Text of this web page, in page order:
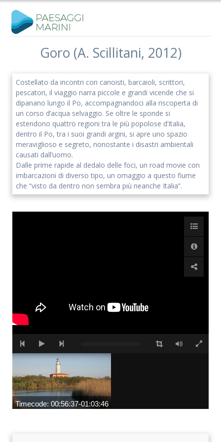
Iscriviti alla nostra newsletter
Rimani aggiornato sulle nostre iniziative e l'andamento del
nostro progetto di ricerca.
Salta
Goro (A. Scillitani, 2012)
Costellato da incontri con canoisti, barcaioli, scrittori,
pescatori, il viaggio narra piccole e grandi vicende che si
dipanano lungo il Po, accompagnandoci alla riscoperta di
un corso d’acqua selvaggio. Se oltre le sponde si
estendono quattro regioni tra le più popolose d’Italia,
dentro il Po, tra i suoi grandi argini, si apre uno spazio
meraviglioso e segreto, nonostante i disastri ambientali
causati dall’uomo.
Dalle prime rapide al dedalo delle foci, un road movie con
imbarcazioni di diverso tipo, un omaggio a questo fiume
che “visto da dentro non sembra più neanche Italia”.
Timecode: 00:56:37-01:03:46